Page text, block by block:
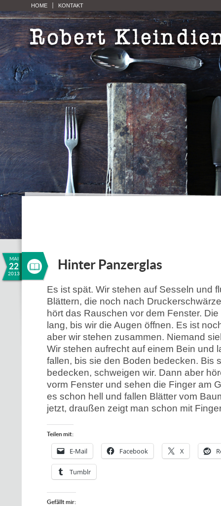
HOME KONTAKT
MAI
22
2013
Hinter Panzerglas
Es ist spät. Wir stehen auf Sesseln und
Blättern, die noch nach
hört das Rauschen vor dem Fenster.
lang, bis wir die Augen öffnen. Es ist
aber wir stehen zusammen. Niemand
Wir stehen aufrecht auf einem Bein und
fallen, bis sie den Boden bedecken. Bis
bedecken, schweigen wir. Dann aber
vorm Fenster und sehen die Finger am
es schon hell und fallen Blätter vom
jetzt, draußen zeigt man schon mit
Teilen mit:
E-Mail Facebook X
Tumblr
Gefällt mir: